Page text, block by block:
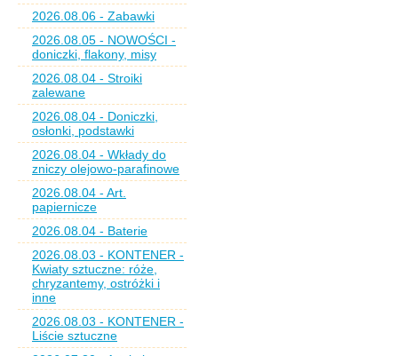
2026.08.06 - Zabawki
2026.08.05 - NOWOŚCI -
doniczki, flakony, misy
2026.08.04 - Stroiki
zalewane
2026.08.04 - Doniczki,
osłonki, podstawki
2026.08.04 - Wkłady do
zniczy olejowo-parafinowe
2026.08.04 - Art.
papiernicze
2026.08.04 - Baterie
2026.08.03 - KONTENER -
Kwiaty sztuczne: róże,
chryzantemy, ostróżki i
inne
2026.08.03 - KONTENER -
Liście sztuczne